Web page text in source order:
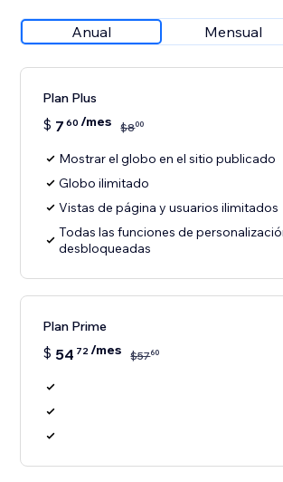
Anual Mensual
Plan Plus
$ 7 60 /mes $800
Mostrar el globo en el sitio publicado
Globo ilimitado
Vistas de página y usuarios ilimitados
Todas las funciones de
desbloqueadas
Plan Prime
$ 54 72/mes $5760